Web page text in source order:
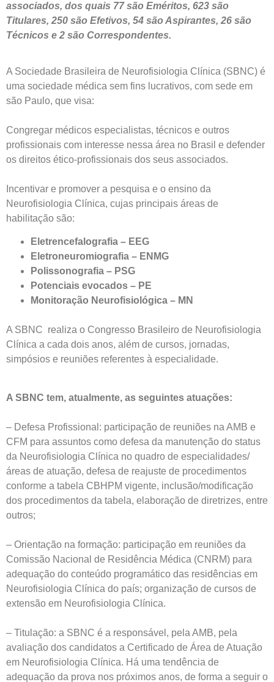
associados, dos quais 77 são Eméritos, 623 são
Titulares, 250 são Efetivos, 54 são Aspirantes, 26 são
Técnicos e 2 são Correspondentes.
A Sociedade Brasileira de Neurofisiologia Clínica (SBNC) é
uma sociedade médica sem fins lucrativos, com sede em
são Paulo, que visa:
Congregar médicos especialistas, técnicos e outros
profissionais com interesse nessa área no Brasil e defender
os direitos ético-profissionais dos seus associados.
Incentivar e promover a pesquisa e o ensino da
Neurofisiologia Clínica, cujas principais áreas de
habilitação são:
Eletrencefalografia – EEG
Eletroneuromiografia – ENMG
Polissonografia – PSG
Potenciais evocados – PE
Monitoração Neurofisiológica – MN
A SBNC realiza o Congresso Brasileiro de Neurofisiologia
Clínica a cada dois anos, além de cursos, jornadas,
simpósios e reuniões referentes à especialidade.
A SBNC tem, atualmente, as seguintes atuações:
– Defesa Profissional: participação de reuniões na AMB e
CFM para assuntos como defesa da manutenção do status
da Neurofisiologia Clínica no quadro de especialidades/
áreas de atuação, defesa de reajuste de procedimentos
conforme a tabela CBHPM vigente, inclusão/modificação
dos procedimentos da tabela, elaboração de diretrizes, entre
outros;
– Orientação na formação: participação em reuniões da
Comissão Nacional de Residência Médica (CNRM) para
adequação do conteúdo programático das residências em
Neurofisiologia Clínica do país; organização de cursos de
extensão em Neurofisiologia Clínica.
– Titulação: a SBNC é a responsável, pela AMB, pela
avaliação dos candidatos a Certificado de Área de Atuação
em Neurofisiologia Clínica. Há uma tendência de
adequação da prova nos próximos anos, de forma a seguir o